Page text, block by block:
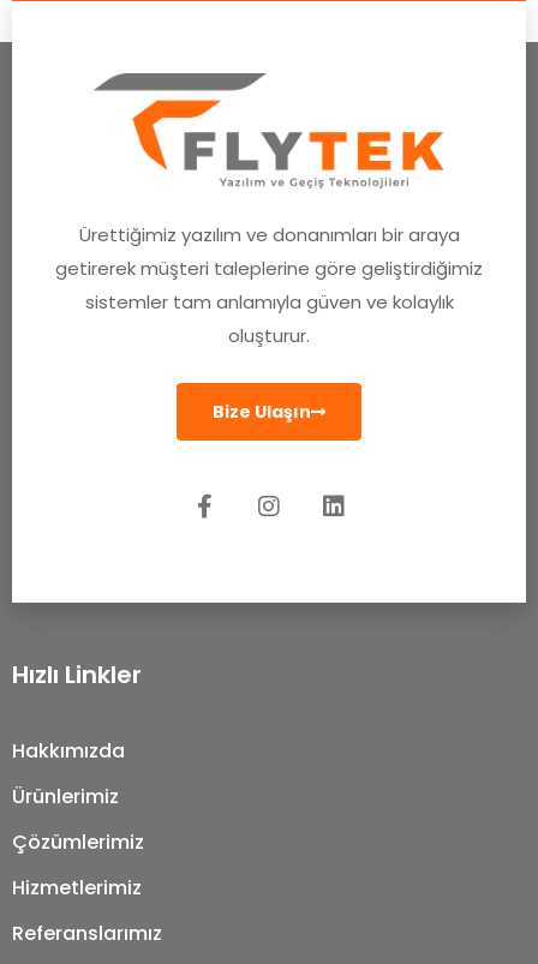
Ürettiğimiz yazılım ve donanımları bir araya
getirerek müşteri taleplerine göre geliştirdiğimiz
sistemler tam anlamıyla güven ve kolaylık
oluşturur.
Bize Ulaşın
Hızlı Linkler
Hakkımızda
Ürünlerimiz
Çözümlerimiz
Hizmetlerimiz
Referanslarımız